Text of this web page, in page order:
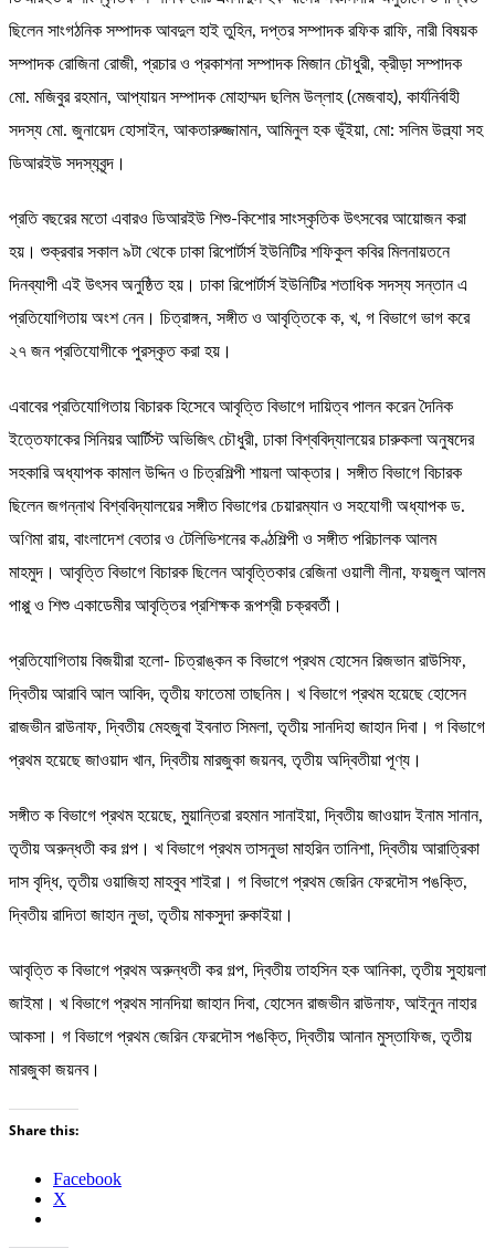
ছিলেন সাংগঠনিক সম্পাদক আবদুল হাই তুহিন, দপ্তর সম্পাদক রফিক রাফি, নারী বিষয়ক
সম্পাদক রোজিনা রোজী, প্রচার ও প্রকাশনা সম্পাদক মিজান চৌধুরী, ক্রীড়া সম্পাদক
মো. মজিবুর রহমান, আপ্যায়ন সম্পাদক মোহাম্মদ ছলিম উল্লাহ (মেজবাহ), কার্যনির্বাহী
সদস্য মো. জুনায়েদ হোসাইন, আকতারুজ্জামান, আমিনুল হক ভূঁইয়া, মো: সলিম উল্ল্যা সহ
ডিআরইউ সদস্যবৃন্দ।
প্রতি বছরের মতো এবারও ডিআরইউ শিশু-কিশোর সাংস্কৃতিক উৎসবের আয়োজন করা
হয়। শুক্রবার সকাল ৯টা থেকে ঢাকা রিপোর্টার্স ইউনিটির শফিকুল কবির মিলনায়তনে
দিনব্যাপী এই উৎসব অনুষ্ঠিত হয়। ঢাকা রিপোর্টার্স ইউনিটির শতাধিক সদস্য সন্তান এ
প্রতিযোগিতায় অংশ নেন। চিত্রাঙ্গন, সঙ্গীত ও আবৃত্তিকে ক, খ, গ বিভাগে ভাগ করে
২৭ জন প্রতিযোগীকে পুরস্কৃত করা হয়।
এবাবের প্রতিযোগিতায় বিচারক হিসেবে আবৃত্তি বিভাগে দায়িত্ব পালন করেন দৈনিক
ইত্তেফাকের সিনিয়র আর্টিস্ট অভিজিৎ চৌধুরী, ঢাকা বিশ্ববিদ্যালয়ের চারুকলা অনুষদের
সহকারি অধ্যাপক কামাল উদ্দিন ও চিত্রশিল্পী শায়লা আক্তার। সঙ্গীত বিভাগে বিচারক
ছিলেন জগন্নাথ বিশ্ববিদ্যালয়ের সঙ্গীত বিভাগের চেয়ারম্যান ও সহযোগী অধ্যাপক ড.
অণিমা রায়, বাংলাদেশ বেতার ও টেলিভিশনের কণ্ঠশিল্পী ও সঙ্গীত পরিচালক আলম
মাহমুদ। আবৃত্তি বিভাগে বিচারক ছিলেন আবৃত্তিকার রেজিনা ওয়ালী লীনা, ফয়জুল আলম
পাপ্পু ও শিশু একাডেমীর আবৃত্তির প্রশিক্ষক রূপশ্রী চক্রবর্তী।
প্রতিযোগিতায় বিজয়ীরা হলো- চিত্রাঙ্কন ক বিভাগে প্রথম হোসেন রিজভান রাউসিফ,
দ্বিতীয় আরাবি আল আবিদ, তৃতীয় ফাতেমা তাছনিম। খ বিভাগে প্রথম হয়েছে হোসেন
রাজভীন রাউনাফ, দ্বিতীয় মেহজুবা ইবনাত সিমলা, তৃতীয় সানদিহা জাহান দিবা। গ বিভাগে
প্রথম হয়েছে জাওয়াদ খান, দ্বিতীয় মারজুকা জয়নব, তৃতীয় অদ্বিতীয়া পূণ্য।
সঙ্গীত ক বিভাগে প্রথম হয়েছে, মুয়ান্তিরা রহমান সানাইয়া, দ্বিতীয় জাওয়াদ ইনাম সানান,
তৃতীয় অরুন্ধতী কর গল্প। খ বিভাগে প্রথম তাসনুভা মাহরিন তানিশা, দ্বিতীয় আরাত্রিকা
দাস বৃদ্ধি, তৃতীয় ওয়াজিহা মাহবুব শাইরা। গ বিভাগে প্রথম জেরিন ফেরদৌস পঙক্তি,
দ্বিতীয় রাদিতা জাহান নুভা, তৃতীয় মাকসুদা রুকাইয়া।
আবৃত্তি ক বিভাগে প্রথম অরুন্ধতী কর গল্প, দ্বিতীয় তাহসিন হক আনিকা, তৃতীয় সুহায়লা
জাইমা। খ বিভাগে প্রথম সানদিয়া জাহান দিবা, হোসেন রাজভীন রাউনাফ, আইনুন নাহার
আকসা। গ বিভাগে প্রথম জেরিন ফেরদৌস পঙক্তি, দ্বিতীয় আনান মুস্তাফিজ, তৃতীয়
মারজুকা জয়নব।
Share this:
Facebook
X